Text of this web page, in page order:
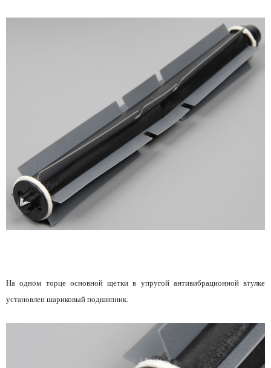
На одном торце основной щетки в упругой антивибрационной втулке
установлен шариковый подшипник.